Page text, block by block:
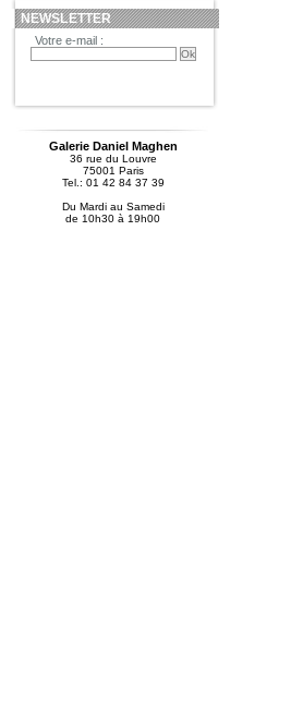
NEWSLETTER
Votre e-mail :
Galerie Daniel Maghen
36 rue du Louvre
75001 Paris
Tel.: 01 42 84 37 39
Du Mardi au Samedi
de 10h30 à 19h00